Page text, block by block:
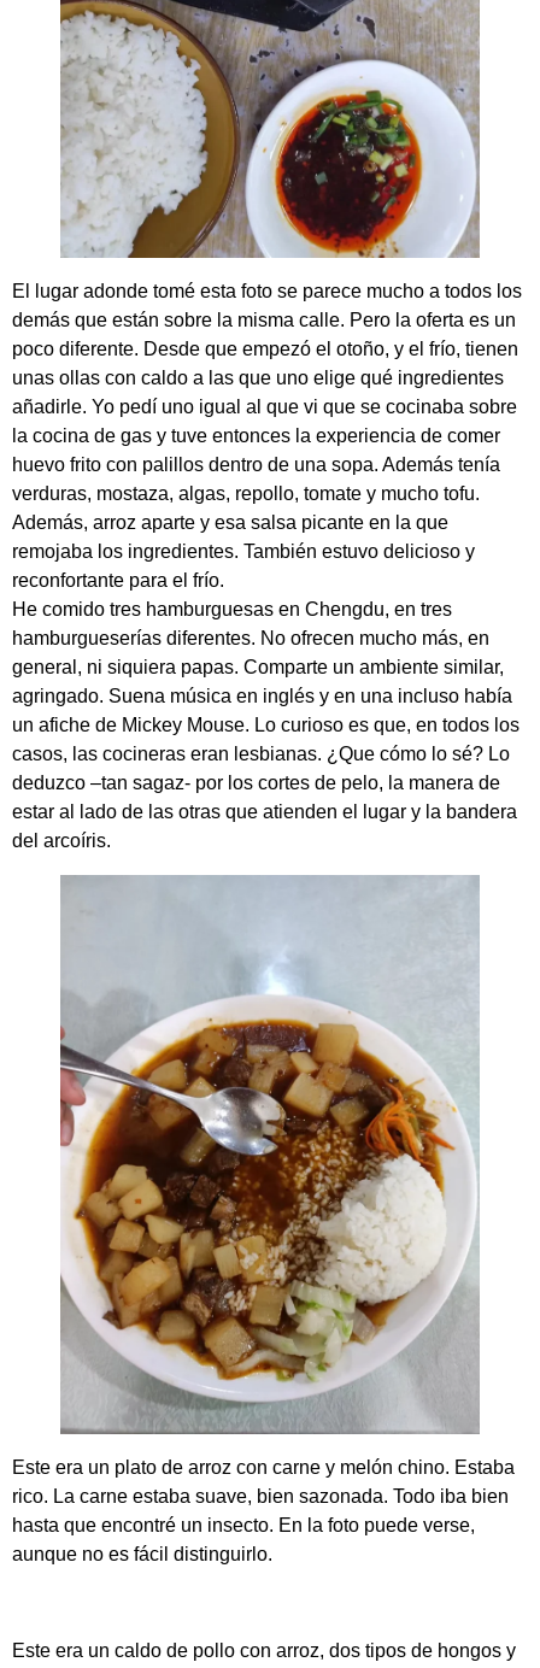
El lugar adonde tomé esta foto se parece mucho a todos los
demás que están sobre la misma calle. Pero la oferta es un
poco diferente. Desde que empezó el otoño, y el frío, tienen
unas ollas con caldo a las que uno elige qué ingredientes
añadirle. Yo pedí uno igual al que vi que se cocinaba sobre
la cocina de gas y tuve entonces la experiencia de comer
huevo frito con palillos dentro de una sopa. Además tenía
verduras, mostaza, algas, repollo, tomate y mucho tofu.
Además, arroz aparte y esa salsa picante en la que
remojaba los ingredientes. También estuvo delicioso y
reconfortante para el frío.
He comido tres hamburguesas en Chengdu, en tres
hamburgueserías diferentes. No ofrecen mucho más, en
general, ni siquiera papas. Comparte un ambiente similar,
agringado. Suena música en inglés y en una incluso había
un afiche de Mickey Mouse. Lo curioso es que, en todos los
casos, las cocineras eran lesbianas. ¿Que cómo lo sé? Lo
deduzco –tan sagaz- por los cortes de pelo, la manera de
estar al lado de las otras que atienden el lugar y la bandera
del arcoíris.
Este era un plato de arroz con carne y melón chino. Estaba
rico. La carne estaba suave, bien sazonada. Todo iba bien
hasta que encontré un insecto. En la foto puede verse,
aunque no es fácil distinguirlo.
Este era un caldo de pollo con arroz, dos tipos de hongos y